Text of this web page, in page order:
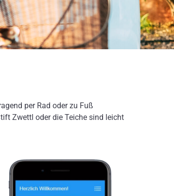
per Rad oder zu Fuß
Zwettl oder die Teiche sind leicht